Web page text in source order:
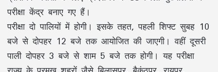
परीक्षा केंद्र बनाए गए हैं।
परीक्षा दो पालियों में होगी। इसके तहत, पहली शिफ्ट सुबह 10
बजे से दोपहर 12 बजे तक आयोजित की जाएगी। वहीं दूसरी
पाली दोपहर 3 बजे से शाम 5 बजे तक होगी। यह परीक्षा